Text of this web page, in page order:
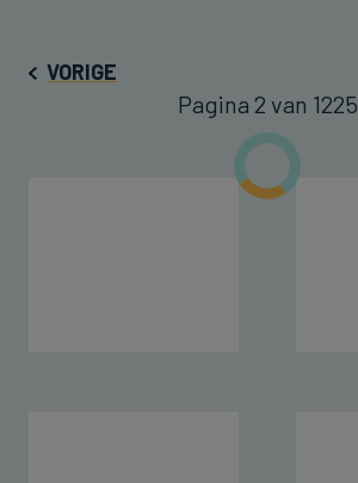
VORIGE
Pagina 2 van 1225